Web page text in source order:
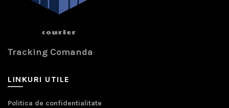
Tracking Comanda
LINKURI UTILE
Politica de confidentialitate